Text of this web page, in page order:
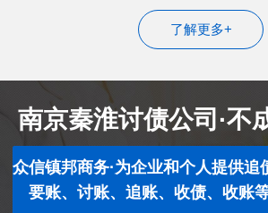
了解更多+
南京秦淮讨债公司·不
众信镇邦商务·为企业和个人提供追
要账、讨账、追账、收债、收账